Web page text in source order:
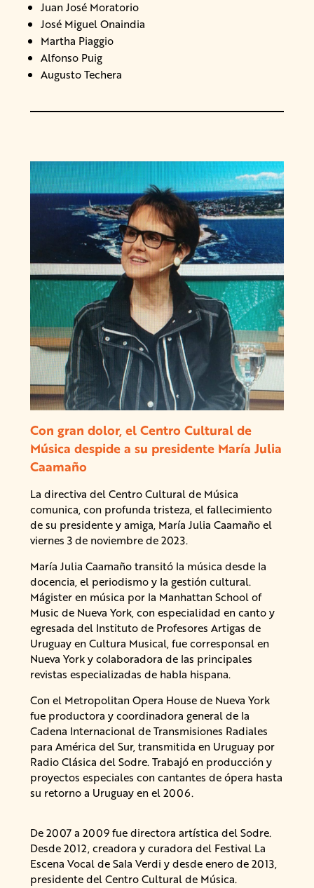
Juan José Moratorio
José Miguel Onaindia
Martha Piaggio
Alfonso Puig
Augusto Techera
Con gran dolor, el Centro Cultural de
Música despide a su presidente María Julia
Caamaño
La directiva del Centro Cultural de Música
comunica, con profunda tristeza, el fallecimiento
de su presidente y amiga, María Julia Caamaño el
viernes 3 de noviembre de 2023.
María Julia Caamaño transitó la música desde la
docencia, el periodismo y la gestión cultural.
Mágister en música por la Manhattan School of
Music de Nueva York, con especialidad en canto y
egresada del Instituto de Profesores Artigas de
Uruguay en Cultura Musical, fue corresponsal en
Nueva York y colaboradora de las principales
revistas especializadas de habla hispana.
Con el Metropolitan Opera House de Nueva York
fue productora y coordinadora general de la
Cadena Internacional de Transmisiones Radiales
para América del Sur, transmitida en Uruguay por
Radio Clásica del Sodre. Trabajó en producción y
proyectos especiales con cantantes de ópera hasta
su retorno a Uruguay en el 2006.
De 2007 a 2009 fue directora artística del Sodre.
Desde 2012, creadora y curadora del Festival La
Escena Vocal de Sala Verdi y desde enero de 2013,
presidente del Centro Cultural de Música.